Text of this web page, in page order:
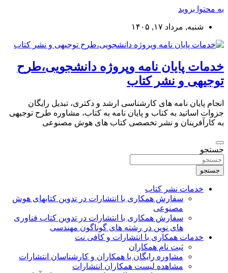
به محتوا بروید
شنبه, مرداد ۱۷, ۱۴۰۵
خدمات پایان نامه وپروژه دانشجویی،طرح
توجیهی و نشر کتاب
انجام پایان نامه های کارشناسی ارشد و دکتری، تبدیل رایگان
جزوات اساتید به کتاب و پایان نامه به کتاب، مشاوره طرح توجیهی
به کارآفرینان و نشر تخصصی کتاب های هوش مصنوعی
جستجو
جستجو
خدمات نشر کتاب
سفارش همکاری با انتشارات در تدوین کتابهای هوش
مصنوعی
سفارش همکاری با انتشارات در تدوین کتاب فناوری
های نوین در رشته های گوناگون مهندسی
خدمات همکاری با انتشارات و کافی نت
ثبت نام همکاران
مشاوره رایگان با همکاران و کارشناسان انتشارات
مشاهده لیست همکاران انتشارات